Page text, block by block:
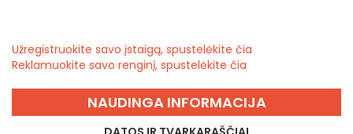
Užregistruokite savo įstaigą, spustelėkite čia
Reklamuokite savo renginį, spustelėkite čia
NAUDINGA INFORMACIJA